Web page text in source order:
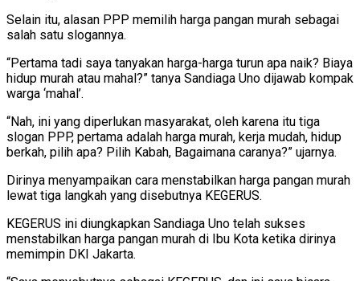
Selain itu, alasan PPP memilih harga pangan murah sebagai
salah satu slogannya.
“Pertama tadi saya tanyakan harga-harga turun apa naik? Biaya
hidup murah atau mahal?” tanya Sandiaga Uno dijawab kompak
warga ‘mahal’.
“Nah, ini yang diperlukan masyarakat, oleh karena itu tiga
slogan PPP, pertama adalah harga murah, kerja mudah, hidup
berkah, pilih apa? Pilih Kabah, Bagaimana caranya?” ujarnya.
Dirinya menyampaikan cara menstabilkan harga pangan murah
lewat tiga langkah yang disebutnya KEGERUS.
KEGERUS ini diungkapkan Sandiaga Uno telah sukses
menstabilkan harga pangan murah di Ibu Kota ketika dirinya
memimpin DKI Jakarta.